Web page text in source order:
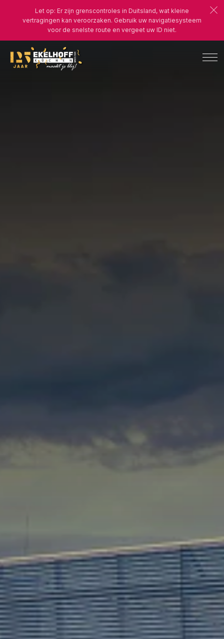
Let op: Er zijn grenscontroles in Duitsland, wat kleine
vertragingen kan veroorzaken. Gebruik uw navigatiesysteem
voor de snelste route en vergeet uw ID niet.